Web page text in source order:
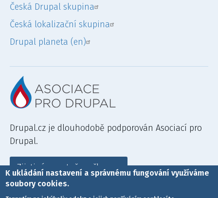
Česká Drupal skupina
Česká lokalizační skupina
Drupal planeta (en)
Drupal.cz je dlouhodobě podporován Asociací pro
Drupal.
Zjisti více a staň se členem
K ukládání nastavení a správnému fungování využíváme
soubory cookies.